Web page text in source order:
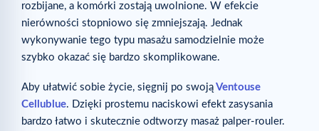
rozbijane, a komórki zostają uwolnione. W efekcie
nierówności stopniowo się zmniejszają. Jednak
wykonywanie tego typu masażu samodzielnie może
szybko okazać się bardzo skomplikowane.
Aby ułatwić sobie życie, sięgnij po swoją Ventouse
Cellublue. Dzięki prostemu naciskowi efekt zasysania
bardzo łatwo i skutecznie odtworzy masaż palper-rouler.